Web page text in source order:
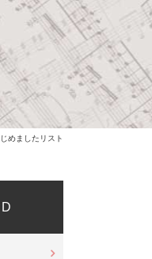
めましたリスト